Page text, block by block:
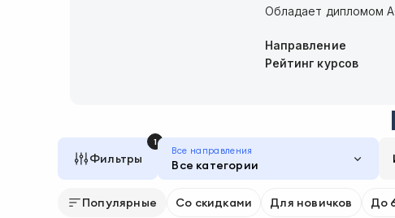
Обладает дипломом
Направление
Рейтинг курсов
Фильтры
1
Все направления
Все категории
Популярные Со скидками Для новичков До